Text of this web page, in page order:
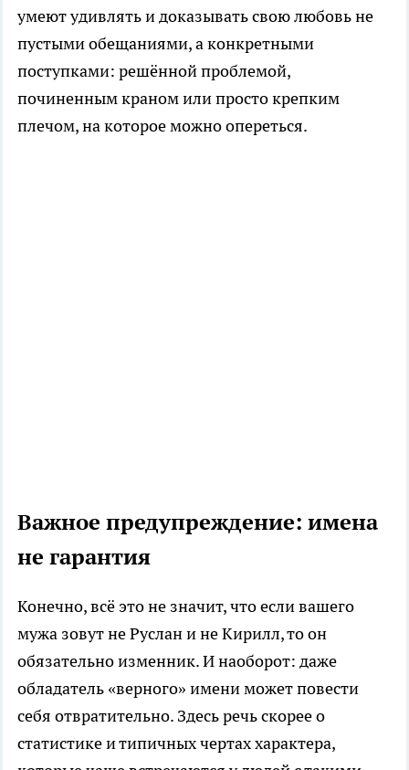
умеют удивлять и доказывать свою любовь не
пустыми обещаниями, а конкретными
поступками: решённой проблемой,
починенным краном или просто крепким
плечом, на которое можно опереться.
Важное предупреждение: имена
не гарантия
Конечно, всё это не значит, что если вашего
мужа зовут не Руслан и не Кирилл, то он
обязательно изменник. И наоборот: даже
обладатель «верного» имени может повести
себя отвратительно. Здесь речь скорее о
статистике и типичных чертах характера,